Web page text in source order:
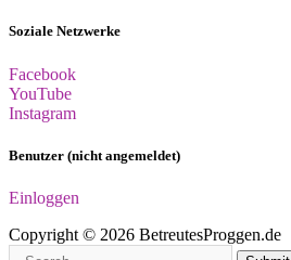
Soziale Netzwerke
Facebook
YouTube
Instagram
Benutzer (nicht angemeldet)
Einloggen
Copyright © 2026 BetreutesProggen.de